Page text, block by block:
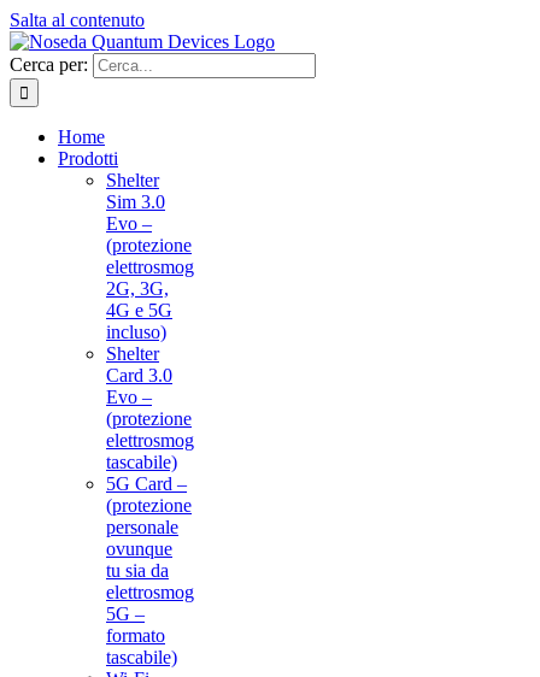
Salta al contenuto
Cerca per:
Home
Prodotti
Shelter
Sim 3.0
Evo –
(protezione
elettrosmog
2G, 3G,
4G e 5G
incluso)
Shelter
Card 3.0
Evo –
(protezione
elettrosmog
tascabile)
5G Card –
(protezione
personale
ovunque
tu sia da
elettrosmog
5G –
formato
tascabile)